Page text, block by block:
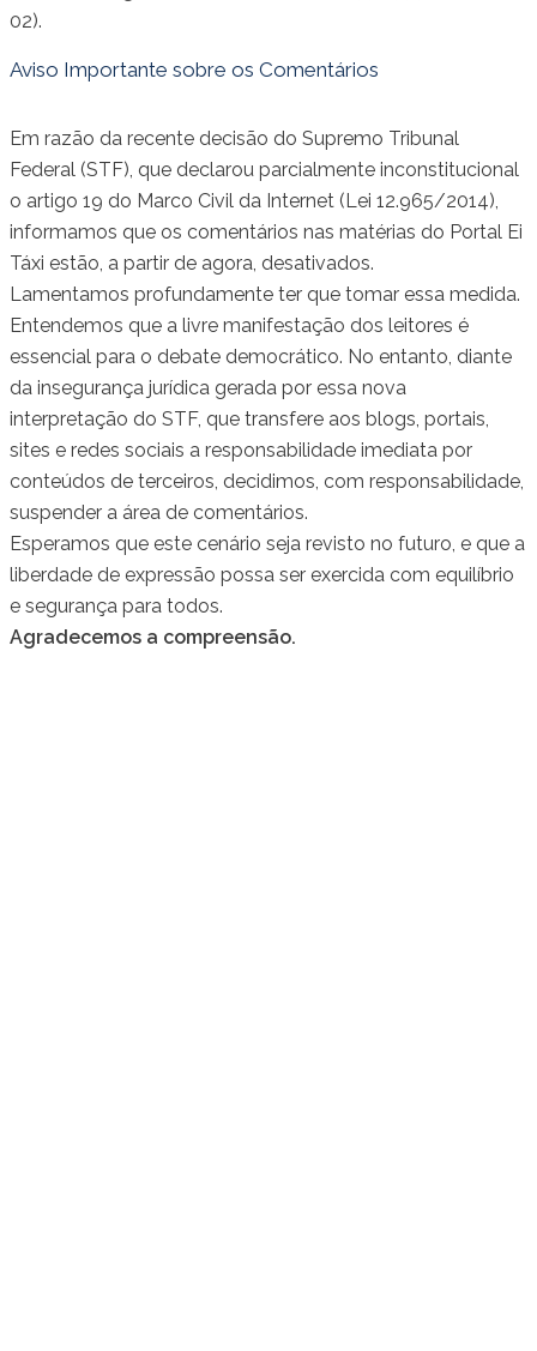
02).
Aviso Importante sobre os Comentários
Em razão da recente decisão do Supremo Tribunal
Federal (STF), que declarou parcialmente inconstitucional
o artigo 19 do Marco Civil da Internet (Lei 12.965/2014),
informamos que os comentários nas matérias do Portal Ei
Táxi estão, a partir de agora, desativados.
Lamentamos profundamente ter que tomar essa medida.
Entendemos que a livre manifestação dos leitores é
essencial para o debate democrático. No entanto, diante
da insegurança jurídica gerada por essa nova
interpretação do STF, que transfere aos blogs, portais,
sites e redes sociais a responsabilidade imediata por
conteúdos de terceiros, decidimos, com responsabilidade,
suspender a área de comentários.
Esperamos que este cenário seja revisto no futuro, e que a
liberdade de expressão possa ser exercida com equilíbrio
e segurança para todos.
Agradecemos a compreensão.